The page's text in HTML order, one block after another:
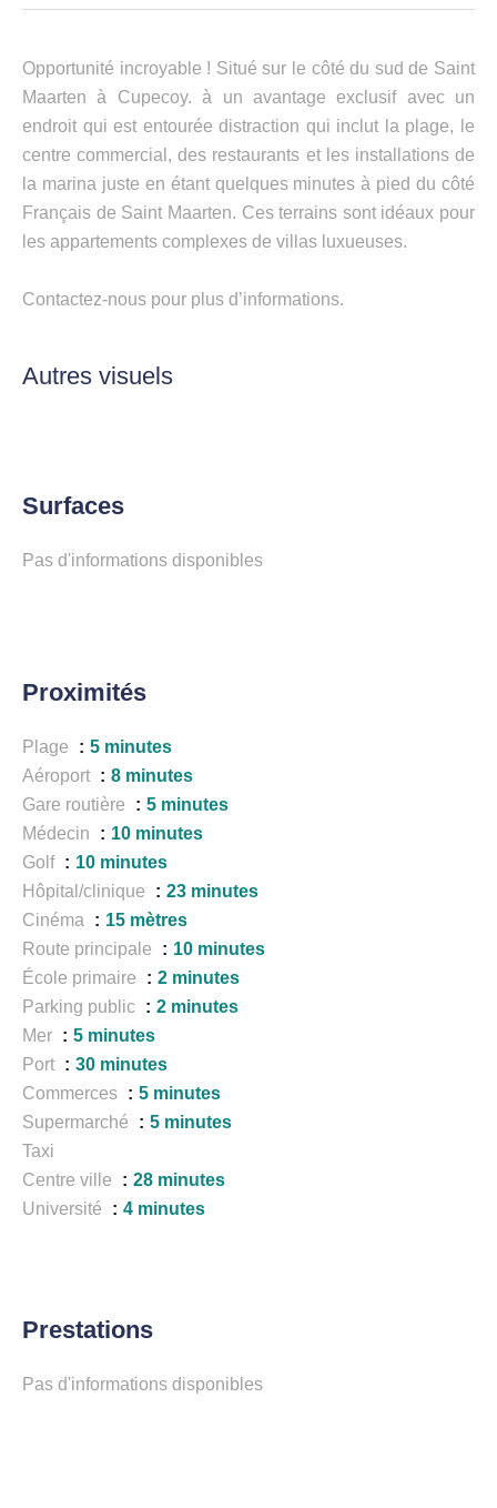
Opportunité incroyable ! Situé sur le côté du sud de Saint
Maarten à Cupecoy. à un avantage exclusif avec un
endroit qui est entourée distraction qui inclut la plage, le
centre commercial, des restaurants et les installations de
la marina juste en étant quelques minutes à pied du côté
Français de Saint Maarten. Ces terrains sont idéaux pour
les appartements complexes de villas luxueuses.
Contactez-nous pour plus d’informations.
Autres visuels
Surfaces
Pas d'informations disponibles
Proximités
Plage
5 minutes
Aéroport
8 minutes
Gare routière
5 minutes
Médecin
10 minutes
Golf
10 minutes
Hôpital/clinique
23 minutes
Cinéma
15 mètres
Route principale
10 minutes
École primaire
2 minutes
Parking public
2 minutes
Mer
5 minutes
Port
30 minutes
Commerces
5 minutes
Supermarché
5 minutes
Taxi
Centre ville
28 minutes
Université
4 minutes
Prestations
Pas d'informations disponibles